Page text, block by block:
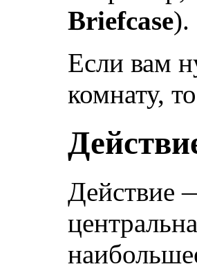
Briefcase).
Если вам
комнату,
Действие